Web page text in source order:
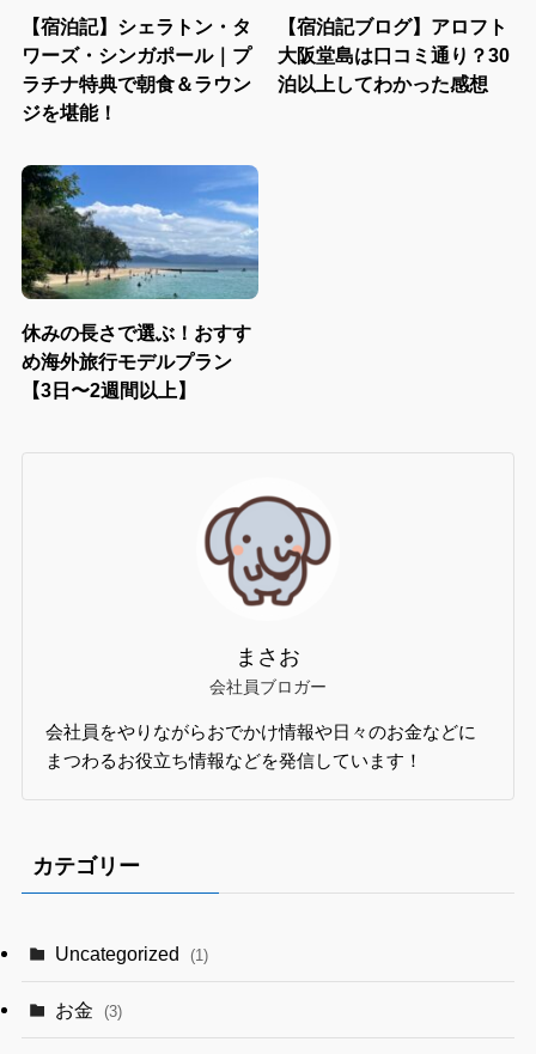
【宿泊記】シェラトン・タ
ワーズ・シンガポール｜プ
ラチナ特典で朝食＆ラウン
ジを堪能！
【宿泊記ブログ】アロフト
大阪堂島は口コミ通り？30
泊以上してわかった感想
休みの長さで選ぶ！おすす
め海外旅行モデルプラン
【3日〜2週間以上】
まさお
会社員ブロガー
会社員をやりながらおでかけ情報や日々のお金などに
まつわるお役立ち情報などを発信しています！
カテゴリー
Uncategorized (1)
お金 (3)